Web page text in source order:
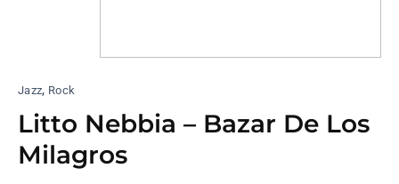
Jazz, Rock
Litto Nebbia – Bazar De Los
Milagros